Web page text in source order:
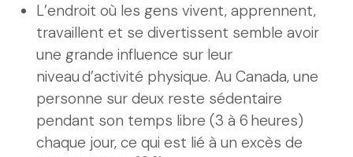
L’endroit où les gens vivent, apprennent,
travaillent et se divertissent semble avoir
une grande influence sur leur
niveau d’activité physique. Au Canada, une
personne sur deux reste sédentaire
pendant son temps libre (3 à 6 heures)
chaque jour, ce qui est lié à un excès de